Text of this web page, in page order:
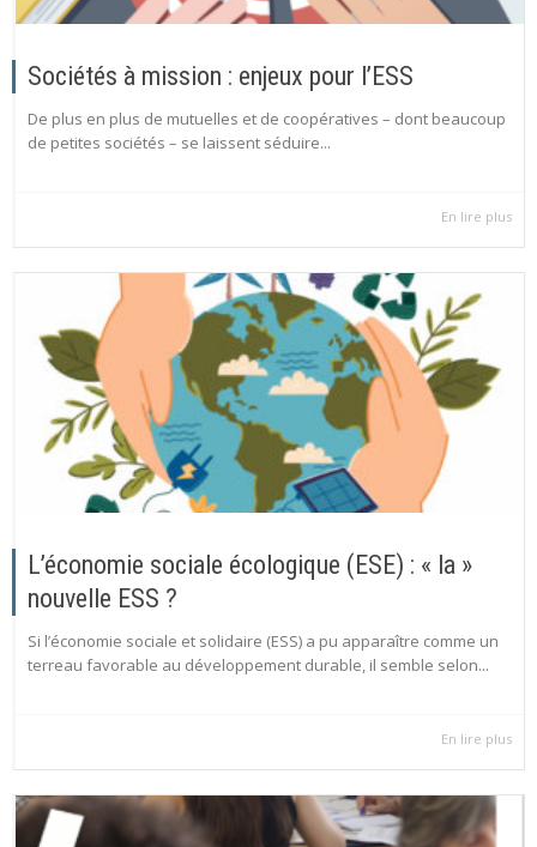
Sociétés à mission : enjeux pour l’ESS
De plus en plus de mutuelles et de coopératives – dont beaucoup
de petites sociétés – se laissent séduire...
En lire plus
L’économie sociale écologique (ESE) : « la »
nouvelle ESS ?
Si l’économie sociale et solidaire (ESS) a pu apparaître comme un
terreau favorable au développement durable, il semble selon...
En lire plus